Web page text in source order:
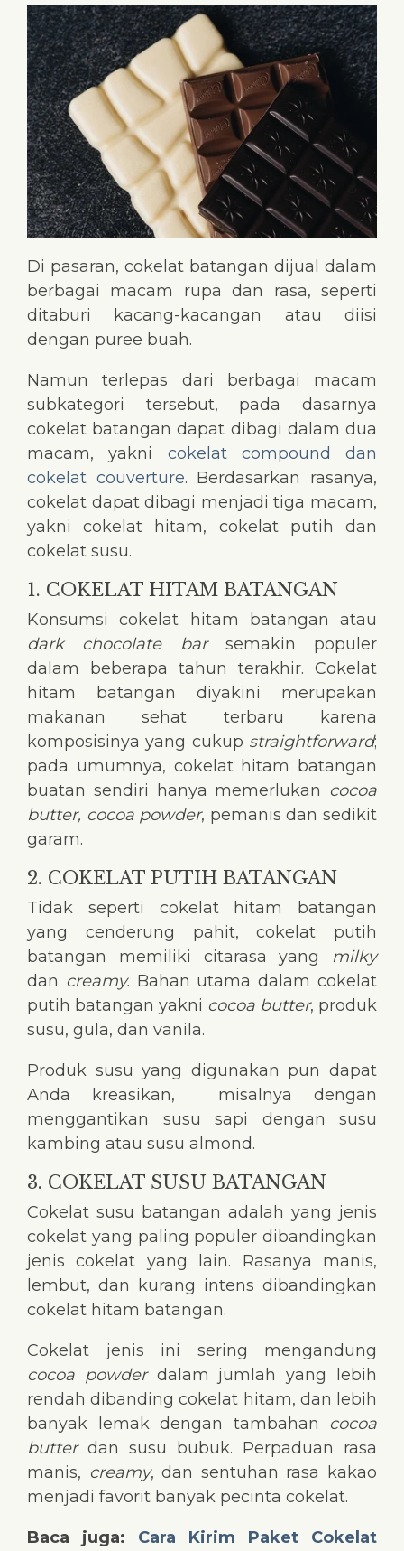
Di pasaran, cokelat batangan dijual dalam
berbagai macam rupa dan rasa, seperti
ditaburi kacang-kacangan atau diisi
dengan puree buah.
Namun terlepas dari berbagai macam
subkategori tersebut, pada dasarnya
cokelat batangan dapat dibagi dalam dua
macam, yakni cokelat compound dan
cokelat couverture. Berdasarkan rasanya,
cokelat dapat dibagi menjadi tiga macam,
yakni cokelat hitam, cokelat putih dan
cokelat susu.
1. COKELAT HITAM BATANGAN
Konsumsi cokelat hitam batangan atau
dark chocolate barsemakin populer
dalam beberapa tahun terakhir. Cokelat
hitam batangan diyakini merupakan
makanan sehat terbaru karena
komposisinya yang cukup straightforward;
pada umumnya, cokelat hitam batangan
buatan sendiri hanya memerlukan cocoa
butter, cocoa powder, pemanis dan sedikit
garam.
2. COKELAT PUTIH BATANGAN
Tidak seperti cokelat hitam batangan
yang cenderung pahit, cokelat putih
batangan memiliki citarasa yang milky
dan creamy. Bahan utama dalam cokelat
putih batangan yakni cocoa butter, produk
susu, gula, dan vanila.
Produk susu yang digunakan pun dapat
Anda kreasikan, misalnya dengan
menggantikan susu sapi dengan susu
kambing atau susu almond.
3. COKELAT SUSU BATANGAN
Cokelat susu batangan adalah yang jenis
cokelat yang paling populer dibandingkan
jenis cokelat yang lain. Rasanya manis,
lembut, dan kurang intens dibandingkan
cokelat hitam batangan.
Cokelat jenis ini sering mengandung
cocoa powder dalam jumlah yang lebih
rendah dibanding cokelat hitam, dan lebih
banyak lemak dengan tambahan cocoa
butterdan susu bubuk. Perpaduan rasa
manis, creamy, dan sentuhan rasa kakao
menjadi favorit banyak pecinta cokelat.
Baca juga: Cara Kirim Paket Cokelat